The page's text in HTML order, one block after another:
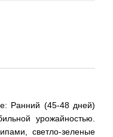
Ранний (45-48 дней)
урожайностью.
светло-зеленые